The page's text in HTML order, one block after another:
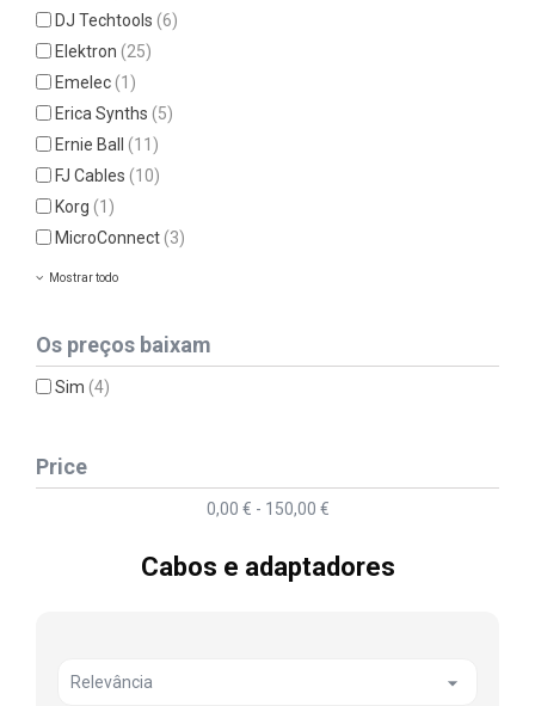
DJ Techtools(6)
Elektron(25)
Emelec(1)
Erica Synths(5)
Ernie Ball(11)
FJ Cables(10)
Korg(1)
MicroConnect(3)
Mostrar todo
Os preços baixam
Sim(4)
Price
0,00 € - 150,00 €
Cabos e adaptadores
Relevância 